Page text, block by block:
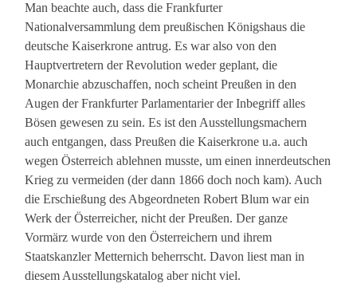
Man beachte auch, dass die Frankfurter
Nationalversammlung dem preußischen Königshaus die
deutsche Kaiserkrone antrug. Es war also von den
Hauptvertretern der Revolution weder geplant, die
Monarchie abzuschaffen, noch scheint Preußen in den
Augen der Frankfurter Parlamentarier der Inbegriff alles
Bösen gewesen zu sein. Es ist den Ausstellungsmachern
auch entgangen, dass Preußen die Kaiserkrone u.a. auch
wegen Österreich ablehnen musste, um einen innerdeutschen
Krieg zu vermeiden (der dann 1866 doch noch kam). Auch
die Erschießung des Abgeordneten Robert Blum war ein
Werk der Österreicher, nicht der Preußen. Der ganze
Vormärz wurde von den Österreichern und ihrem
Staatskanzler Metternich beherrscht. Davon liest man in
diesem Ausstellungskatalog aber nicht viel.